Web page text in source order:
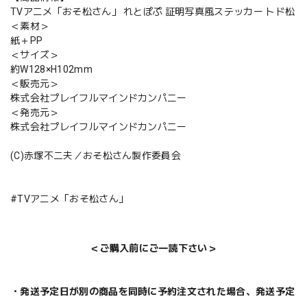
TVアニメ「おそ松さん」 れとぽぷ 証明写真風ステッカー トド松
＜素材＞
紙＋PP
＜サイズ＞
約W128×H102mm
＜販売元＞
株式会社プレイフルマインドカンパニー
＜発売元＞
株式会社プレイフルマインドカンパニー
(C)赤塚不二夫／おそ松さん製作委員会
#TVアニメ「おそ松さん」
＜ご購入前にご一読下さい＞
・発送予定日が別の商品を同時に予約注文された場合、発送予定